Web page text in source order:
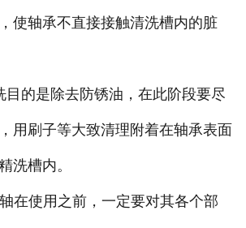
使轴承不直接接触清洗槽内的脏
的是除去防锈油，在此阶段要尽
用刷子等大致清理附着在轴承表面
洗槽内。
使用之前，一定要对其各个部